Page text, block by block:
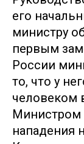
его
министру
первым
России
то, что у
человеком
нападения